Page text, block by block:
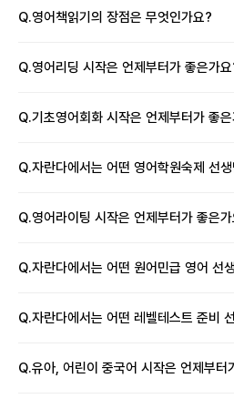
Q.영어책읽기의 장점은 무엇인가요?
Q.영어리딩 시작은 언제부터가 좋은가
Q.기초영어회화 시작은 언제부터가 좋
Q.자란다에서는 어떤 영어학원숙제 선
Q.영어라이팅 시작은 언제부터가 좋은
Q.자란다에서는 어떤 원어민급 영어 선
Q.자란다에서는 어떤 레벨테스트 준비
Q.유아, 어린이 중국어 시작은 언제부터